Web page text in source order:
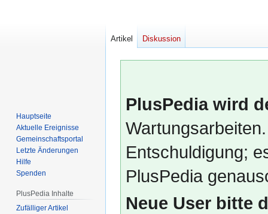
PlusPedia wird
Entschuldigung;
PlusPedia
Neue User bitte
Artikel Diskussion
Hauptseite
Aktuelle Ereignisse
Gemeinschafts­portal
Letzte Änderungen
Hilfe
Spenden
PlusPedia Inhalte
Zufälliger Artikel